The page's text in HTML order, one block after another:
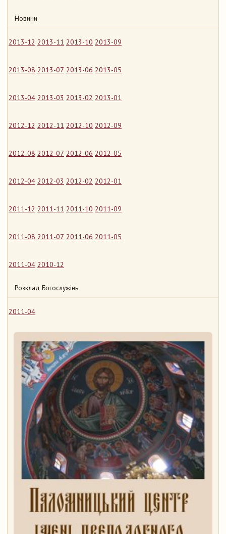
Новини
2013-12 2013-11 2013-10 2013-09
2013-08 2013-07 2013-06 2013-05
2013-04 2013-03 2013-02 2013-01
2012-12 2012-11 2012-10 2012-09
2012-08 2012-07 2012-06 2012-05
2012-04 2012-03 2012-02 2012-01
2011-12 2011-11 2011-10 2011-09
2011-08 2011-07 2011-06 2011-05
2011-04 2010-12
Розклад Богослужінь
2011-04